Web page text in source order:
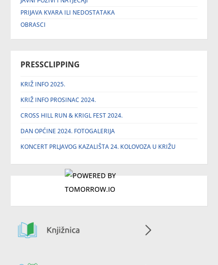
PRIJAVA KVARA ILI NEDOSTATAKA
OBRASCI
PRESSCLIPPING
KRIŽ INFO 2025.
KRIŽ INFO PROSINAC 2024.
CROSS HILL RUN & KRIGL FEST 2024.
DAN OPĆINE 2024. FOTOGALERIJA
KONCERT PRLJAVOG KAZALIŠTA 24. KOLOVOZA U KRIŽU